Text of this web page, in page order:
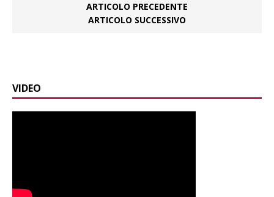
ARTICOLO PRECEDENTE
ARTICOLO SUCCESSIVO
VIDEO